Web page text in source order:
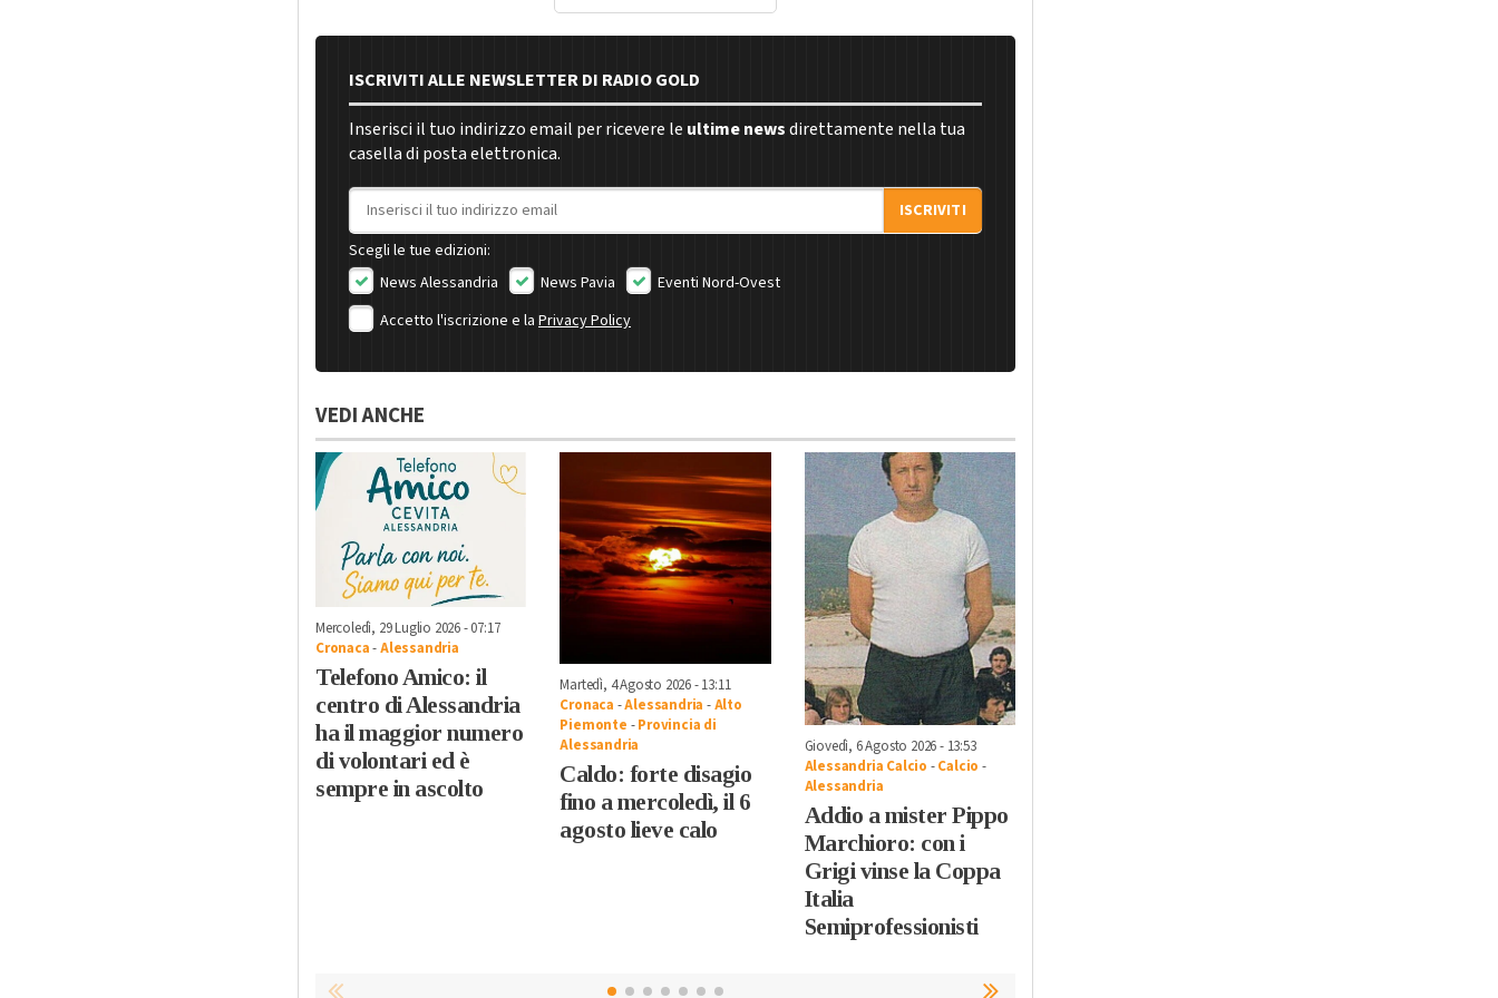
ISCRIVITI ALLE NEWSLETTER DI RADIO GOLD
Inserisci il tuo indirizzo email per ricevere le ultime newsdirettamente nella tua
casella di posta elettronica.
Indirizzo email
ISCRIVITI
Scegli le tue edizioni:
News Alessandria
News Pavia
Eventi Nord-Ovest
Accetto l'iscrizione e la Privacy Policy
VEDI ANCHE
Mercoledì, 29 Luglio 2026 - 07:17
Cronaca-Alessandria
Telefono Amico: il
centro di Alessandria
ha il maggior numero
di volontari ed è
sempre in ascolto
Martedì, 4 Agosto 2026 - 13:11
Cronaca -Alessandria -Alto
Piemonte -Provincia di
Alessandria
Caldo: forte disagio
fino a mercoledì, il 6
agosto lieve calo
Giovedì, 6 Agosto 2026 - 13:53
Alessandria Calcio -Calcio -
Alessandria
Addio a mister Pippo
Marchioro: con i
Grigi vinse la Coppa
Italia
Semiprofessionisti